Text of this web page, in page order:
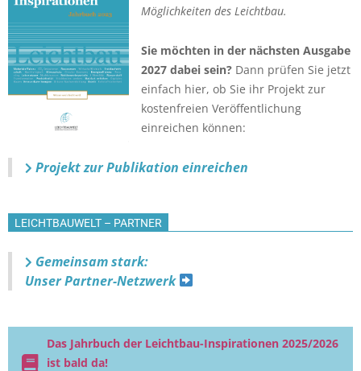
Möglichkeiten des Leichtbau.
Sie möchten in der nächsten Ausgabe
2027 dabei sein? Dann prüfen Sie jetzt
einfach hier, ob Sie ihr Projekt zur
kostenfreien Veröffentlichung
einreichen können:
Projekt zur Publikation einreichen
LEICHTBAUWELT – PARTNER
Gemeinsam stark:
Unser Partner-Netzwerk
Das Jahrbuch der Leichtbau-Inspirationen 2025/2026
ist bald da!